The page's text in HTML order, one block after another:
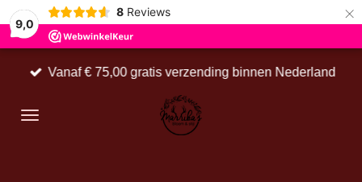
9,0
8 Reviews ×
Vanaf € 75,00 gratis verzending binnen Nederland